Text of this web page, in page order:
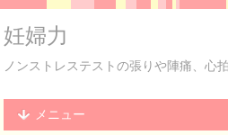
妊婦力
ノンストレステストの張りや陣痛、心
メニュー